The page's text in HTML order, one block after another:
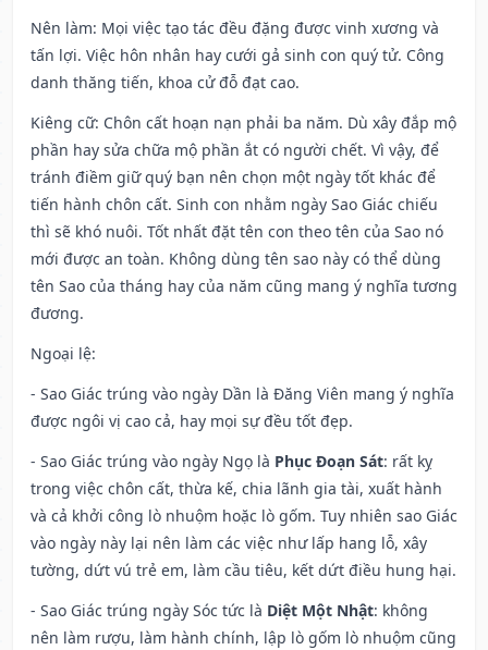
Nên làm: Mọi việc tạo tác đều đặng được vinh xương và
tấn lợi. Việc hôn nhân hay cưới gả sinh con quý tử. Công
danh thăng tiến, khoa cử đỗ đạt cao.
Kiêng cữ: Chôn cất hoạn nạn phải ba năm. Dù xây đắp mộ
phần hay sửa chữa mộ phần ắt có người chết. Vì vậy, để
tránh điềm giữ quý bạn nên chọn một ngày tốt khác để
tiến hành chôn cất. Sinh con nhằm ngày Sao Giác chiếu
thì sẽ khó nuôi. Tốt nhất đặt tên con theo tên của Sao nó
mới được an toàn. Không dùng tên sao này có thể dùng
tên Sao của tháng hay của năm cũng mang ý nghĩa tương
đương.
Ngoại lệ:
- Sao Giác trúng vào ngày Dần là Đăng Viên mang ý nghĩa
được ngôi vị cao cả, hay mọi sự đều tốt đẹp.
- Sao Giác trúng vào ngày Ngọ là Phục Đoạn Sát: rất kỵ
trong việc chôn cất, thừa kế, chia lãnh gia tài, xuất hành
và cả khởi công lò nhuộm hoặc lò gốm. Tuy nhiên sao Giác
vào ngày này lại nên làm các việc như lấp hang lỗ, xây
tường, dứt vú trẻ em, làm cầu tiêu, kết dứt điều hung hại.
- Sao Giác trúng ngày Sóc tức là Diệt Một Nhật: không
nên làm rượu, làm hành chính, lập lò gốm lò nhuộm cũng